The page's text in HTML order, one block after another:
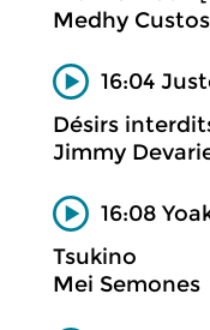
Medhy Custos
16:04
Désirs
Jimmy
16:08
Tsukino
Mei Semones